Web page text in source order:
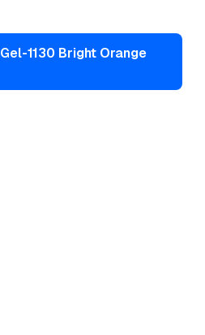
Gel-1130 Bright Orange